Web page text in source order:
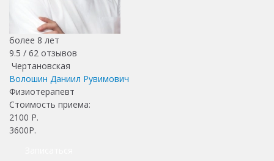
более 8 лет
9.5 / 62 отзывов
Чертановская
Волошин Даниил Рувимович
Физиотерапевт
Стоимость приема:
2100 Р.
3600Р.